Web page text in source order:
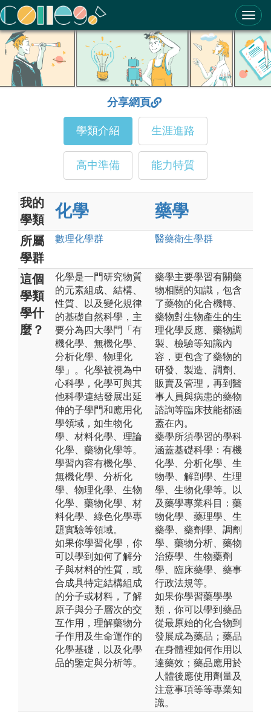
ColleGo! 大學選才與高中育才輔助系統
分享網頁
學類介紹 生涯進路
高中準備 能力特質
我的
學類
化學 藥學
所屬
學群
數理化學群 醫藥衛生學群
這個
學類
學什
麼？
化學是一門研究物質
的元素組成、結構、
性質、以及變化規律
的基礎自然科學，主
要分為四大學門「有
機化學、無機化學、
分析化學、物理化
學」。化學被視為中
心科學，化學可與其
他科學連結發展出延
伸的子學門和應用化
學領域，如生物化
學、材料化學、理論
化學、藥物化學等。
學習內容有機化學、
無機化學、分析化
學、物理化學、生物
化學、藥物化學、材
料化學、綠色化學專
題實驗等領域。
如果你學習化學，你
可以學到如何了解分
子與材料的性質，或
合成具特定結構組成
的分子或材料，了解
原子與分子層次的交
互作用，理解藥物分
子作用及生命運作的
化學基礎，以及化學
品的鑒定與分析等。
藥學主要學習有關藥
物相關的知識，包含
了藥物的化合機轉、
藥物對生物產生的生
理化學反應、藥物調
製、檢驗等知識內
容，更包含了藥物的
研發、製造、調劑、
販賣及管理，再到醫
事人員與病患的藥物
諮詢等臨床技能都涵
蓋在內。
藥學所須學習的學科
涵蓋基礎科學：有機
化學、分析化學、生
物學、解剖學、生理
學、生物化學等。以
及藥學專業科目：藥
物化學、藥理學、生
藥學、藥劑學、調劑
學、藥物分析、藥物
治療學、生物藥劑
學、臨床藥學、藥事
行政法規等。
如果你學習藥學學
類，你可以學到藥品
從最原始的化合物到
發展成為藥品；藥品
在身體裡如何作用以
達藥效；藥品應用於
人體後應使用劑量及
注意事項等等專業知
識。